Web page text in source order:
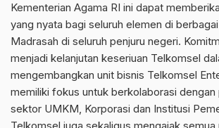
Kementerian Agama RI ini dapat
yang nyata bagi seluruh elemen di
Madrasah di seluruh penjuru negeri.
menjadi kelanjutan keseriuan Telkomsel
mengembangkan unit bisnis Telkomsel
memiliki fokus untuk berkolaborasi dengan
sektor UMKM, Korporasi dan Institusi